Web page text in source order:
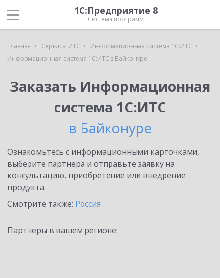
1С:Предприятие 8
Система программ
Главная Сервисы ИТС
Информационная система 1С:ИТС
Информационная система 1С:ИТС в Байконуре
Заказать Информационная
система 1С:ИТС
в Байконуре
Ознакомьтесь с информационными карточками,
выберите партнёра и отправьте заявку на
консультацию, приобретение или внедрение
продукта.
Смотрите также: Россия
Партнеры в вашем регионе: